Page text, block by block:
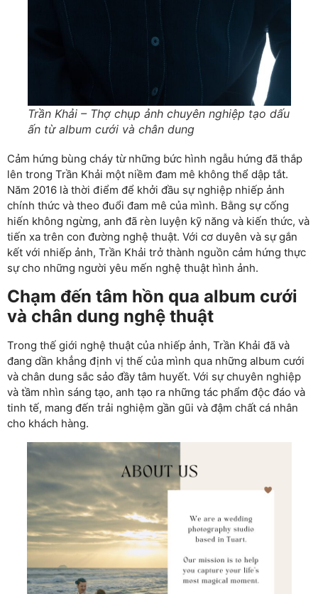
Trần Khải – Thợ chụp ảnh chuyên nghiệp tạo dấu
ấn từ album cưới và chân dung
Cảm hứng bùng cháy từ những bức hình ngẫu hứng đã thắp
lên trong Trần Khải một niềm đam mê không thể dập tắt.
Năm 2016 là thời điểm để khởi đầu sự nghiệp nhiếp ảnh
chính thức và theo đuổi đam mê của mình. Bằng sự cống
hiến không ngừng, anh đã rèn luyện kỹ năng và kiến thức, và
tiến xa trên con đường nghệ thuật. Với cơ duyên và sự gắn
kết với nhiếp ảnh, Trần Khải trở thành nguồn cảm hứng thực
sự cho những người yêu mến nghệ thuật hình ảnh.
Chạm đến tâm hồn qua album cưới
và chân dung nghệ thuật
Trong thế giới nghệ thuật của nhiếp ảnh, Trần Khải đã và
đang dần khẳng định vị thế của mình qua những album cưới
và chân dung sắc sảo đầy tâm huyết. Với sự chuyên nghiệp
và tầm nhìn sáng tạo, anh tạo ra những tác phẩm độc đáo và
tinh tế, mang đến trải nghiệm gần gũi và đậm chất cá nhân
cho khách hàng.